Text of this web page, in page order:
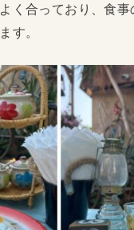
く合っており、食
す。